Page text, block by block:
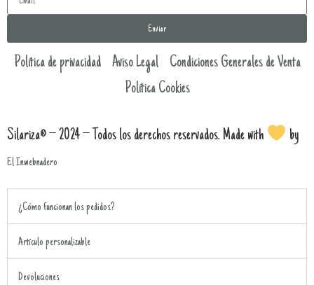
Enviar
Política de privacidad Aviso Legal
Condiciones Generales de Venta
Política Cookies
Silariza® – 2024 – Todos los derechos reservados. Made with by
El Inwebnadero
¿Cómo funcionan los pedidos?
Artículo personalizable
Devoluciones